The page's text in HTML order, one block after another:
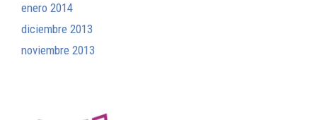
enero 2014
diciembre 2013
noviembre 2013